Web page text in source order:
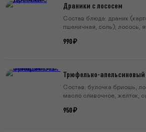
Драники с лососем
Состав блюда: драник
пшеничная, соль), лосось,
бальзамический уксус,
990 ₽
Трюфельно-апельсиновый
Состав: булочка бриошь,
масло сливочное, желток,
950 ₽